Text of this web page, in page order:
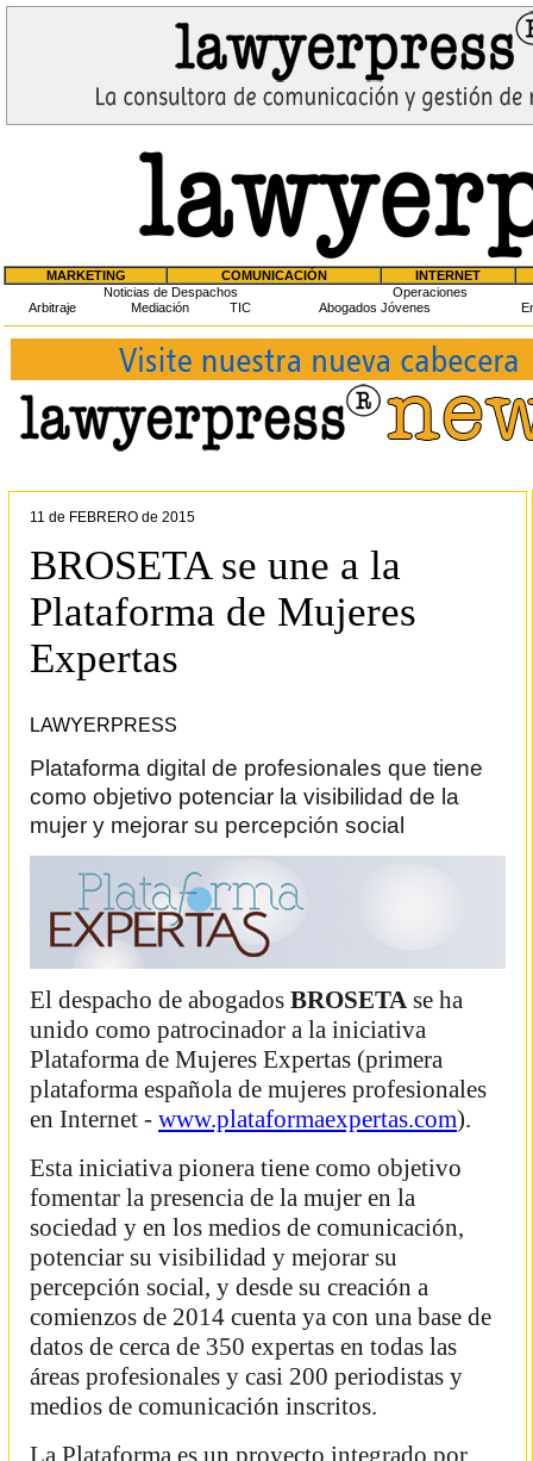
MARKETING COMUNICACIÓN
INTERNET
Noticias de Despachos
Operaciones
Arbitraje
Mediación TIC Abogados Jóvenes
11 de FEBRERO de 2015
BROSETA se une a la
Plataforma de Mujeres
Expertas
LAWYERPRESS
Plataforma digital de profesionales que tiene
como objetivo potenciar la visibilidad de la
mujer y mejorar su percepción social
El despacho de abogados BROSETA se ha
unido como patrocinador a la iniciativa
Plataforma de Mujeres Expertas (primera
plataforma española de mujeres profesionales
en Internet - www.plataformaexpertas.com).
Esta iniciativa pionera tiene como objetivo
fomentar la presencia de la mujer en la
sociedad y en los medios de comunicación,
potenciar su visibilidad y mejorar su
percepción social, y desde su creación a
comienzos de 2014 cuenta ya con una base de
datos de cerca de 350 expertas en todas las
áreas profesionales y casi 200 periodistas y
medios de comunicación inscritos.
La Plataforma es un proyecto integrado por